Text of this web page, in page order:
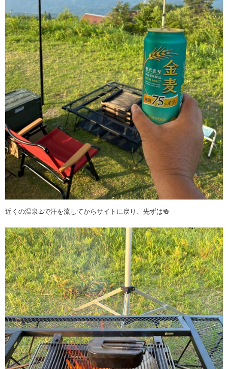
近くの温泉♨️で汗を流してからサイトに戻り、先ずは🍻